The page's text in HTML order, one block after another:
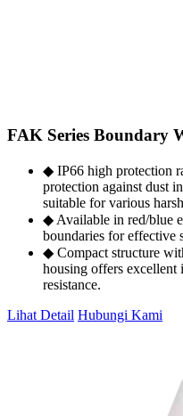
FAK Series Boundary
◆ IP66 high protection
protection against dust
suitable for various
◆ Available in red/blue
boundaries for effective
◆ Compact structure
housing offers excellent
resistance.
Lihat Detail Hubungi Kami